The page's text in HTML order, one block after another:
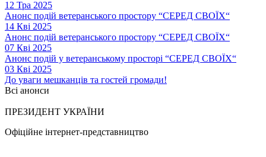
12 Тра 2025
Анонс подій ветеранського простору “СЕРЕД СВОЇХ“
14 Кві 2025
Анонс подій ветеранського простору “СЕРЕД СВОЇХ“
07 Кві 2025
Анонс подій у ветеранському просторі “СЕРЕД СВОЇХ“
03 Кві 2025
До уваги мешканців та гостей громади!
Всі анонси
ПРЕЗИДЕНТ УКРАЇНИ
Офіційне інтернет-представництво